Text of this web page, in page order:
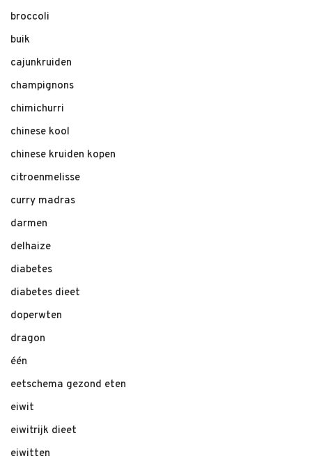
broccoli
buik
cajunkruiden
champignons
chimichurri
chinese kool
chinese kruiden kopen
citroenmelisse
curry madras
darmen
delhaize
diabetes
diabetes dieet
doperwten
dragon
één
eetschema gezond eten
eiwit
eiwitrijk dieet
eiwitten